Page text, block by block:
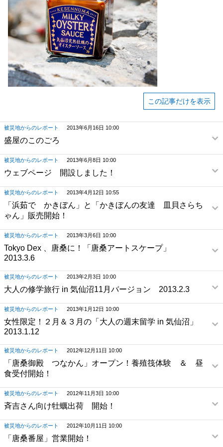
この記事だけを表示
被災地からのレポート 2013年6月16日 10:00
盛屋のこのごろ
被災地からのレポート 2013年6月8日 10:00
ウェブページ 開設しました！
被災地からのレポート 2013年4月12日 10:55
「浜茹で かきぼん」と「かきぼんの友達 皿貝さらち
ゃん」販売開始！
被災地からのレポート 2013年3月6日 10:00
Tokyo Dex 、唐桑に！「唐桑アートスケープ」
2013.3.6
被災地からのレポート 2013年2月3日 10:00
大人の修学旅行 in 気仙沼11月バージョン 2013.2.3
被災地からのレポート 2013年1月12日 10:00
女性限定！２月＆３月の「大人の週末留学 in 気仙沼」
2013.1.12
被災地からのレポート 2012年12月11日 10:00
「唐桑御殿 つなかん」オープン！養殖筏体験 ＆ 昼
食受付開始！
被災地からのレポート 2012年11月3日 10:00
斉吉さん向け牡蠣出荷 開始！
被災地からのレポート 2012年10月11日 10:00
「唐桑番屋」営業開始！